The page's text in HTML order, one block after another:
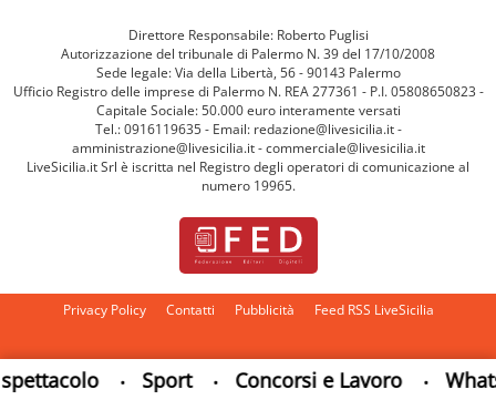
• Sport • Concorsi e Lavoro •
Direttore Responsabile: Roberto Puglisi
Autorizzazione del tribunale di Palermo N. 39 del 17/10/2008
Sede legale: Via della Libertà, 56 - 90143 Palermo
Ufficio Registro delle imprese di Palermo N. REA 277361 - P.I. 05808650823 -
Capitale Sociale: 50.000 euro interamente versati
Tel.: 0916119635 - Email: redazione@livesicilia.it -
amministrazione@livesicilia.it - commerciale@livesicilia.it
LiveSicilia.it Srl è iscritta nel Registro degli operatori di comunicazione al
numero 19965.
Privacy Policy Contatti Pubblicità Feed RSS LiveSicilia
Cambia impostazioni privacy